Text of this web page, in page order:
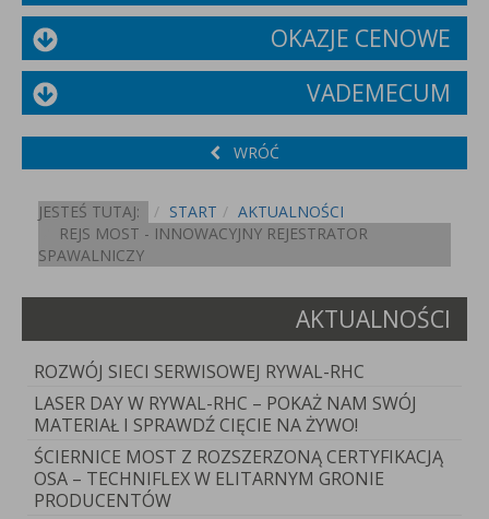
OKAZJE CENOWE
VADEMECUM
WRÓĆ
JESTEŚ TUTAJ: START
AKTUALNOŚCI
REJS MOST - INNOWACYJNY REJESTRATOR
SPAWALNICZY
AKTUALNOŚCI
ROZWÓJ SIECI SERWISOWEJ RYWAL-RHC
LASER DAY W RYWAL-RHC – POKAŻ NAM SWÓJ
MATERIAŁ I SPRAWDŹ CIĘCIE NA ŻYWO!
ŚCIERNICE MOST Z ROZSZERZONĄ CERTYFIKACJĄ
OSA – TECHNIFLEX W ELITARNYM GRONIE
PRODUCENTÓW